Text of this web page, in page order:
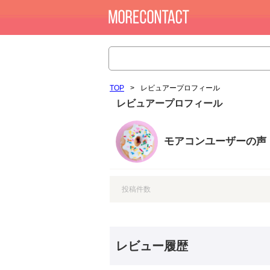
TOP > レビュアープロフィール
レビュアープロフィール
モアコンユーザーの声
投稿件数
レビュー履歴